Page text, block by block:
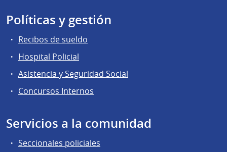
Políticas y gestión
Recibos de sueldo
Hospital Policial
Asistencia y Seguridad Social
Concursos Internos
Servicios a la comunidad
Seccionales policiales